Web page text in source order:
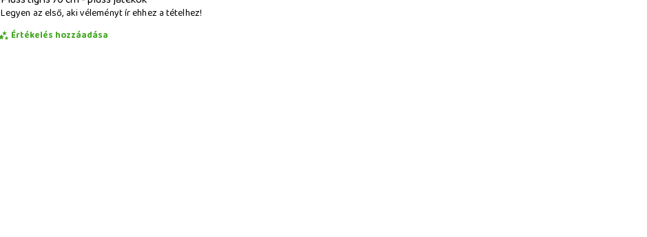
Legyen az első, aki véleményt ír ehhez a tételhez!
Értékelés hozzáadása